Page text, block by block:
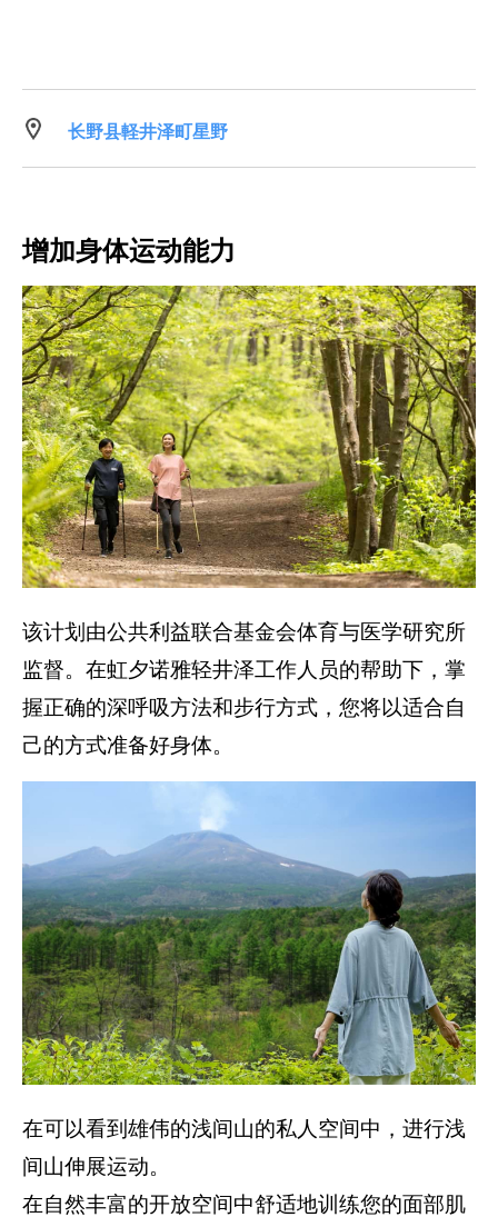
长野县軽井泽町星野
增加身体运动能力
该计划由公共利益联合基金会体育与医学研究所
监督。在虹夕诺雅轻井泽工作人员的帮助下，掌
握正确的深呼吸方法和步行方式，您将以适合自
己的方式准备好身体。
在可以看到雄伟的浅间山的私人空间中，进行浅
间山伸展运动。
在自然丰富的开放空间中舒适地训练您的面部肌